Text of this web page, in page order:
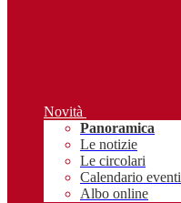
Novità
Panoramica
Le notizie
Le circolari
Calendario eventi
Albo online